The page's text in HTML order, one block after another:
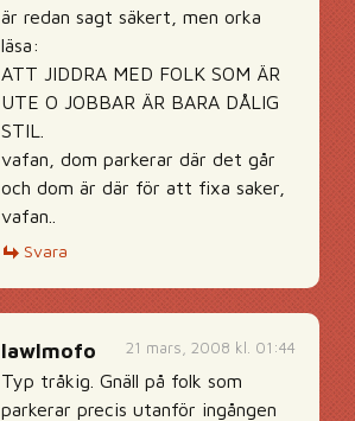
är redan sagt säkert, men orka
läsa:
ATT JIDDRA MED FOLK SOM ÄR
UTE O JOBBAR ÄR BARA DÅLIG
STIL.
vafan, dom parkerar där det går
och dom är där för att fixa saker,
vafan..
Svara
21 mars, 2008 kl. 01:44
lawlmofo
Typ tråkig. Gnäll på folk som
parkerar precis utanför ingången